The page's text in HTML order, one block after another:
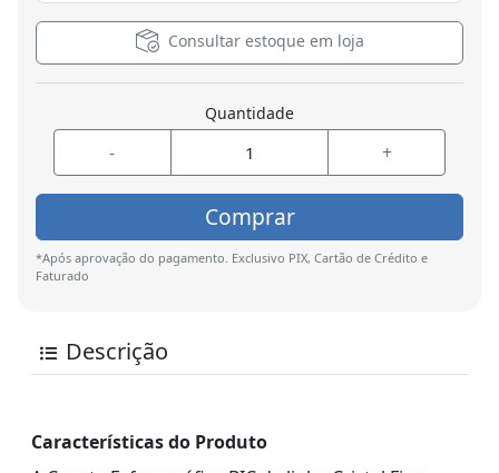
Consultar estoque em loja
Quantidade
- +
Comprar
*Após aprovação do pagamento. Exclusivo PIX, Cartão de Crédito e
Faturado
Descrição
Características do Produto